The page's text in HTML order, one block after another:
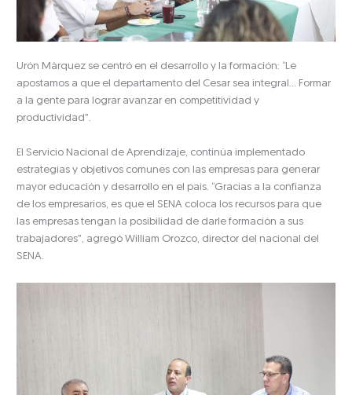
Urón Márquez se centró en el desarrollo y la formación: “Le
apostamos a que el departamento del Cesar sea integral… Formar
a la gente para lograr avanzar en competitividad y
productividad”.
El Servicio Nacional de Aprendizaje, continúa implementado
estrategias y objetivos comunes con las empresas para generar
mayor educación y desarrollo en el país. “Gracias a la confianza
de los empresarios, es que el SENA coloca los recursos para que
las empresas tengan la posibilidad de darle formación a sus
trabajadores”, agregó William Orozco, director del nacional del
SENA.